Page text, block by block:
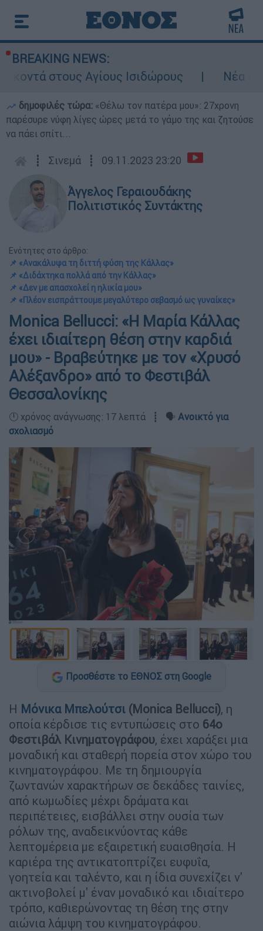
BREAKING NEWS:
Ισιδώρους
Νέα ένταση στα
δημοφιλές τώρα: «Θέλω τον πατέρα μου»: 27χρονη
παρέσυρε νύφη λίγες ώρες μετά το γάμο της και ζητούσε
να πάει σπίτι...
┋ Σινεμά ┋ 09.11.2023 23:20
Άγγελος Γεραιουδάκης
Πολιτιστικός Συντάκτης
Ενότητες στο άρθρο:
📌 «Ανακάλυψα τη διττή φύση της Κάλλας»
📌 «Διδάχτηκα πολλά από την Κάλλας»
📌 «Δεν με απασχολεί η ηλικία μου»
📌 «Πλέον εισπράττουμε μεγαλύτερο σεβασμό ως γυναίκες»
Μonica Bellucci: «Η Μαρία Κάλλας
έχει ιδιαίτερη θέση στην καρδιά
μου» - Βραβεύτηκε με τον «Χρυσό
Αλέξανδρο» από το Φεστιβάλ
Θεσσαλονίκης
🕛 χρόνος ανάγνωσης: 17 λεπτά ┋ 🗣️ Ανοικτό για
σχολιασμό
Προσθέστε το ΕΘΝΟΣ στη Google
Η Μόνικα Μπελούτσι (Μonica Bellucci), η
οποία κέρδισε τις εντυπώσεις στο 64ο
Φεστιβάλ Κινηματογράφου, έχει χαράξει μια
μοναδική και σταθερή πορεία στον χώρο του
κινηματογράφου. Με τη δημιουργία
ζωντανών χαρακτήρων σε δεκάδες ταινίες,
από κωμωδίες μέχρι δράματα και
περιπέτειες, εισβάλλει στην ουσία των
ρόλων της, αναδεικνύοντας κάθε
λεπτομέρεια με εξαιρετική ευαισθησία. Η
καριέρα της αντικατοπτρίζει ευφυΐα,
γοητεία και ταλέντο, και η ίδια συνεχίζει ν'
ακτινοβολεί μ' έναν μοναδικό και ιδιαίτερο
τρόπο, καθιερώνοντας τη θέση της στην
αιώνια λάμψη του κινηματογράφου.